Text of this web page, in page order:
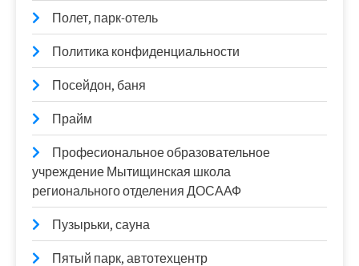
Полет, парк-отель
Политика конфиденциальности
Посейдон, баня
Прайм
Професиональное образовательное
учреждение Мытищинская школа
регионального отделения ДОСААФ
Пузырьки, сауна
Пятый парк, автотехцентр